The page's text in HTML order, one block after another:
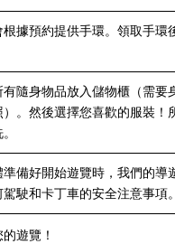
根據預約提供手環。領取手環
有隨身物品放入儲物櫃（需要
）。然後選擇您喜歡的服裝！
準備好開始遊覽時，我們的導
駛和卡丁車的安全注意事項。
遊覽！